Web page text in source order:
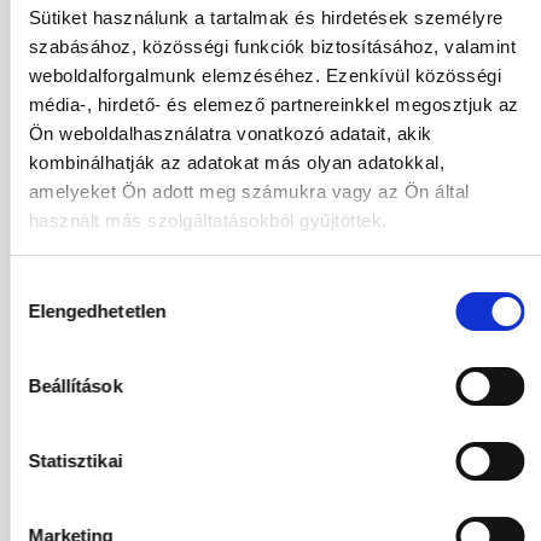
Sütiket használunk a tartalmak és hirdetések személyre
szabásához, közösségi funkciók biztosításához, valamint
weboldalforgalmunk elemzéséhez. Ezenkívül közösségi
média-, hirdető- és elemező partnereinkkel megosztjuk az
Ön weboldalhasználatra vonatkozó adatait, akik
kombinálhatják az adatokat más olyan adatokkal,
amelyeket Ön adott meg számukra vagy az Ön által
használt más szolgáltatásokból gyűjtöttek.
kiválasztása
Elengedhetetlen
Beállítások
Statisztikai
Marketing
02.10.2026 - 11.10.2026(9 Éjszaka)
Budapest
Járatinformációk
ECO DOUBLE ROOM
All Inclusive
635 462HUF
2Felnőttek,0 Gyermekek Kiválasztás
ECO DOUBLE ROOM
576 594HUF